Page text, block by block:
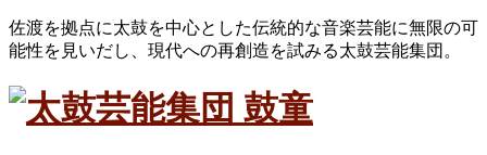
佐渡を拠点に太鼓を中心とした伝統的な音楽芸能に無限の可
能性を見いだし、現代への再創造を試みる太鼓芸能集団。